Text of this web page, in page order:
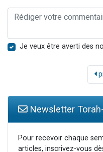
Je veux être averti des
Newsletter
Pour recevoir chaque
articles, inscrivez-vous